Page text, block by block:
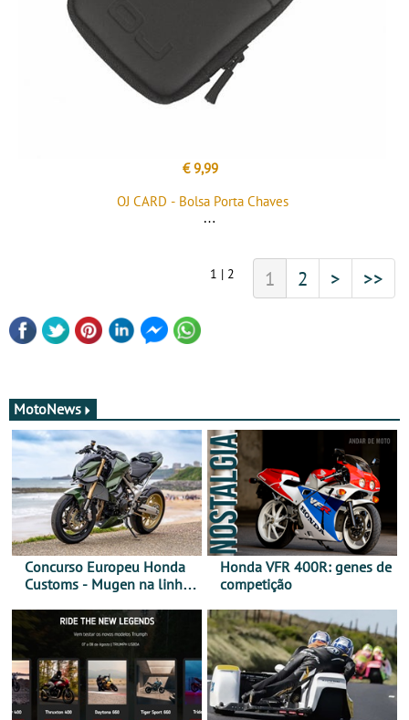
€ 9,99
OJ CARD - Bolsa Porta Chaves
1 | 2 1 2 > >>
MotoNews
Concurso Europeu Honda
Customs - Mugen na linha
ganhar
Honda VFR 400R: genes de
competição